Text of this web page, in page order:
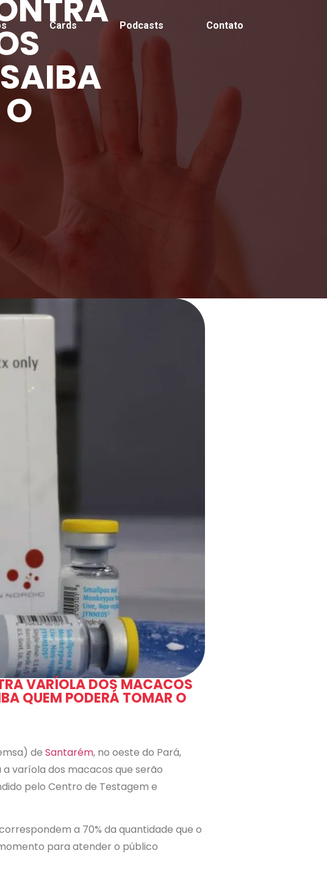
Cards Podcasts Contato
VARÍOLA DOS MACACOS
QUEM PODERÁ TOMAR O
deSantarém, no oeste do Pará,
varíola dos macacos que serão
pelo Centro de Testagem e
a 70% da quantidade que o
para atender o público